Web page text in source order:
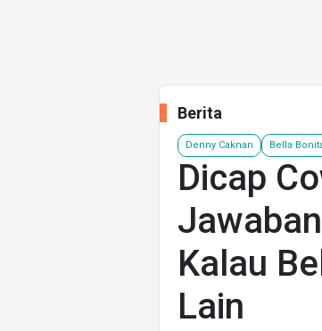
Berita
Denny Caknan Bella
Dicap
Kalau
Lain